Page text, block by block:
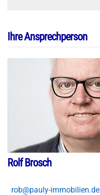
Ihre Ansprechperson
Rolf Brosch
rob@pauly-immobilien.de